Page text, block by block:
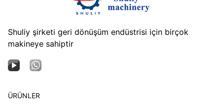
Shuliy şirketi geri dönüşüm endüstrisi için birçok
makineye sahiptir
ÜRÜNLER